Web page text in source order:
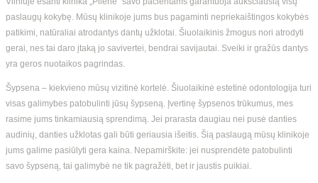
paslaugų kokybę. Mūsų klinikoje jums bus pagaminti nepriekaištingos kokybės
patikimi, natūraliai atrodantys dantų užklotai. Šiuolaikinis žmogus nori atrodyti
gerai, nes tai daro įtaką jo savivertei, bendrai savijautai. Sveiki ir gražūs dantys
yra geros nuotaikos pagrindas.
Šypsena – kiekvieno mūsų vizitinė kortelė. Šiuolaikinė estetinė odontologija turi
visas galimybes patobulinti jūsų šypseną. Įvertinę šypsenos trūkumus, mes
rasime jums tinkamiausią sprendimą. Jei prarasta daugiau nei pusė danties
audinių, danties užklotas gali būti geriausia išeitis. Šią paslaugą mūsų klinikoje
jums galime pasiūlyti gera kaina. Nepamirškite: jei nusprendėte patobulinti
savo šypseną, tai galimybė ne tik pagražėti, bet ir jaustis puikiai.